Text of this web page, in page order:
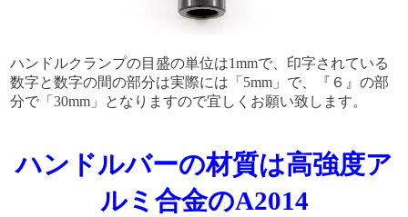
ハンドルクランプの目盛の単位は1mmで、印字されている
数字と数字の間の部分は実際には「5mm」で、『６』の部
分で「30mm」となりますので宜しくお願い致します。
ハンドルバーの材質は高強度ア
ルミ合金のA2014